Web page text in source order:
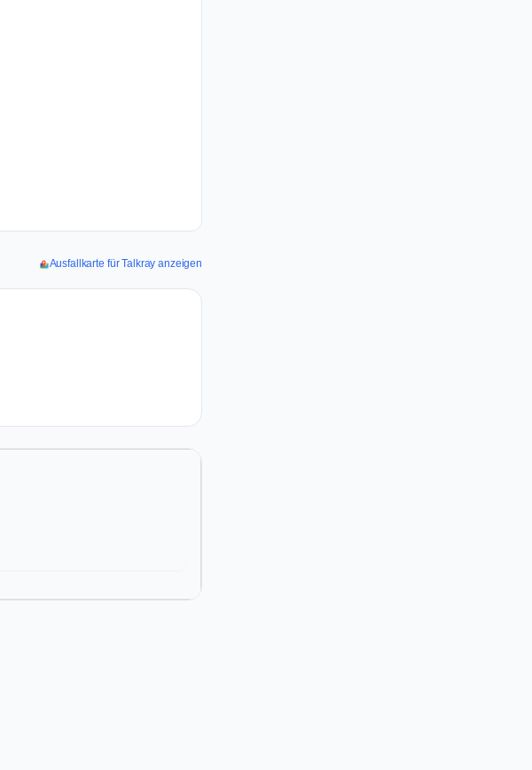
Ausfallkarte für Talkray anzeigen